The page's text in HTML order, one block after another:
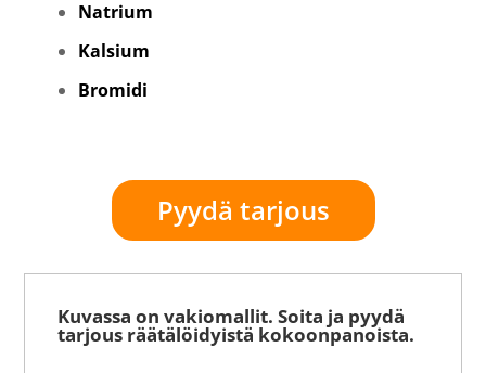
Natrium
Kalsium
Bromidi
Pyydä tarjous
Kuvassa on vakiomallit. Soita ja pyydä
tarjous räätälöidyistä kokoonpanoista.